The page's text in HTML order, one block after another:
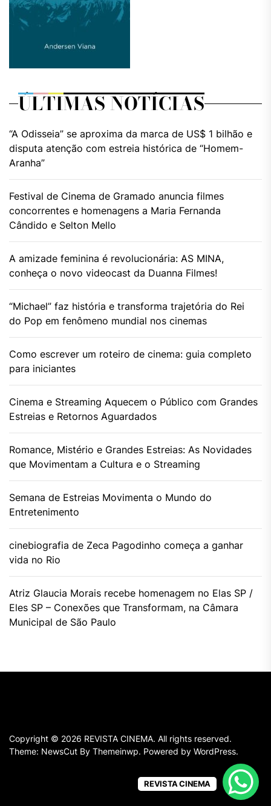
ÚLTIMAS NOTÍCIAS
“A Odisseia” se aproxima da marca de US$ 1 bilhão e
disputa atenção com estreia histórica de “Homem-
Aranha”
Festival de Cinema de Gramado anuncia filmes
concorrentes e homenagens a Maria Fernanda
Cândido e Selton Mello
A amizade feminina é revolucionária: AS MINA,
conheça o novo videocast da Duanna Filmes!
“Michael” faz história e transforma trajetória do Rei
do Pop em fenômeno mundial nos cinemas
Como escrever um roteiro de cinema: guia completo
para iniciantes
Cinema e Streaming Aquecem o Público com Grandes
Estreias e Retornos Aguardados
Romance, Mistério e Grandes Estreias: As Novidades
que Movimentam a Cultura e o Streaming
Semana de Estreias Movimenta o Mundo do
Entretenimento
cinebiografia de Zeca Pagodinho começa a ganhar
vida no Rio
Atriz Glaucia Morais recebe homenagem no Elas SP /
Eles SP – Conexões que Transformam, na Câmara
Municipal de São Paulo
Copyright © 2026 REVISTA CINEMA. All rights reserved.
Theme: NewsCut By Themeinwp. Powered by WordPress.
REVISTA CINEMA